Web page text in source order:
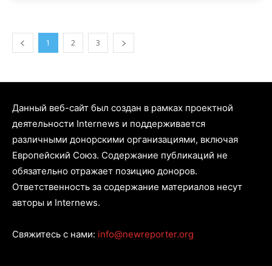
1 2 3
Данный веб-сайт был создан в рамках проектной
деятельности Internews и поддерживается
различными донорскими организациями, включая
Европейский Союз. Содержание публикаций не
обязательно отражает позицию доноров.
Ответственность за содержание материалов несут
авторы и Internews.
Свяжитесь с нами: info@newreporter.org